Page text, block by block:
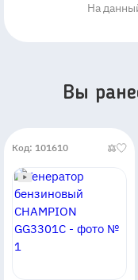
На
Вы
Код: 101610